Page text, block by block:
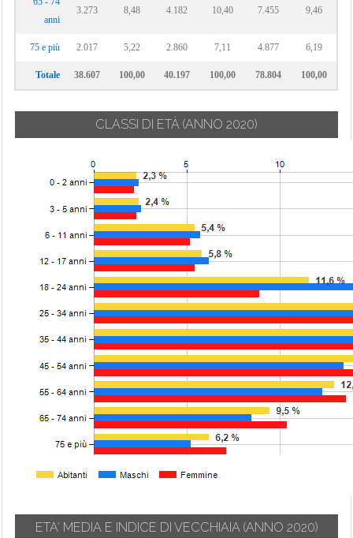
anni
3.273 8,48 4.182 10,40 7.455 9,46
75 e più 2.017 5,22 2.860 7,11 4.877 6,19
Totale 38.607 100,00 40.197 100,00 78.804 100,00
CLASSI DI ETÀ (ANNO 2020)
ETA' MEDIA E INDICE DI VECCHIAIA (ANNO 2020)